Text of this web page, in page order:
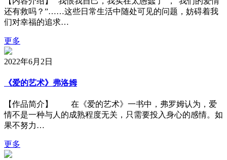
还有救吗？”……这些日常生活中随处可见的问题，妨碍着我
们对幸福的追求…
更多
2022年6月2日
《爱的艺术》弗洛姆
【作品简介】 在《爱的艺术》一书中，弗罗姆认为，爱
情不是一种与人的成熟程度无关，只需要投入身心的感情。如
果不努力…
更多